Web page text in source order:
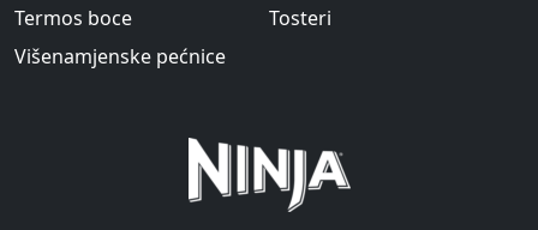
Termos boce
Tosteri
Višenamjenske pećnice